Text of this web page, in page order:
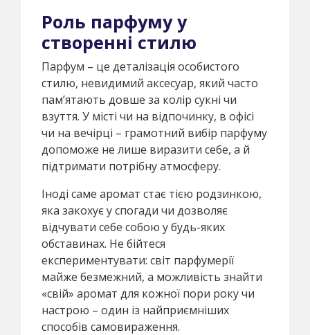
Роль парфуму у
створенні стилю
Парфум – це деталізація особистого
стилю, невидимий аксесуар, який часто
пам’ятають довше за колір сукні чи
взуття. У місті чи на відпочинку, в офісі
чи на вечірці – грамотний вибір парфуму
допоможе не лише виразити себе, а й
підтримати потрібну атмосферу.
Іноді саме аромат стає тією родзинкою,
яка закохує у спогади чи дозволяє
відчувати себе собою у будь-яких
обставинах. Не бійтеся
експериментувати: світ парфумерії
майже безмежний, а можливість знайти
«свій» аромат для кожної пори року чи
настрою – один із найприємніших
способів самовираження.